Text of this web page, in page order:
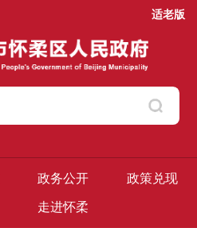
适老版
政务公开 政策兑现
走进怀柔